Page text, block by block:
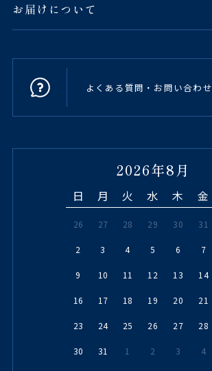
お届けについて
よくある質問・お問い合わせ
2026年8月
日 月 火 水 木 金
26 27 28 29 30 31
2 3 4 5 6 7
9 10 11 12 13 14
16 17 18 19 20 21
23 24 25 26 27 28
30 31 1 2 3 4